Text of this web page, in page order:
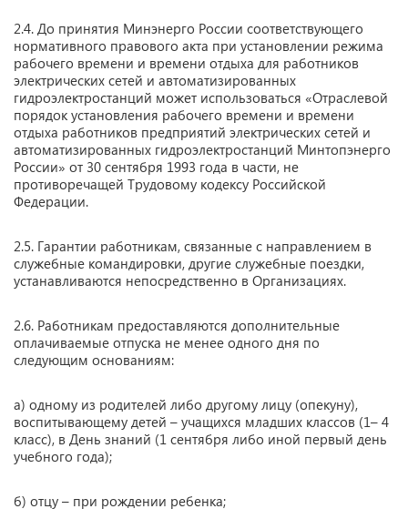
2.4. До принятия Минэнерго России соответствующего
нормативного правового акта при установлении режима
рабочего времени и времени отдыха для работников
электрических сетей и автоматизированных
гидроэлектростанций может использоваться «Отраслевой
порядок установления рабочего времени и времени
отдыха работников предприятий электрических сетей и
автоматизированных гидроэлектростанций Минтопэнерго
России» от 30 сентября 1993 года в части, не
противоречащей Трудовому кодексу Российской
Федерации.
2.5. Гарантии работникам, связанные с направлением в
служебные командировки, другие служебные поездки,
устанавливаются непосредственно в Организациях.
2.6. Работникам предоставляются дополнительные
оплачиваемые отпуска не менее одного дня по
следующим основаниям:
а) одному из родителей либо другому лицу (опекуну),
воспитывающему детей – учащихся младших классов (1– 4
класс), в День знаний (1 сентября либо иной первый день
учебного года);
б) отцу – при рождении ребенка;